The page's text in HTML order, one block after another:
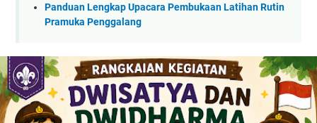
Panduan Lengkap Upacara Pembukaan Latihan Rutin
Pramuka Penggalang